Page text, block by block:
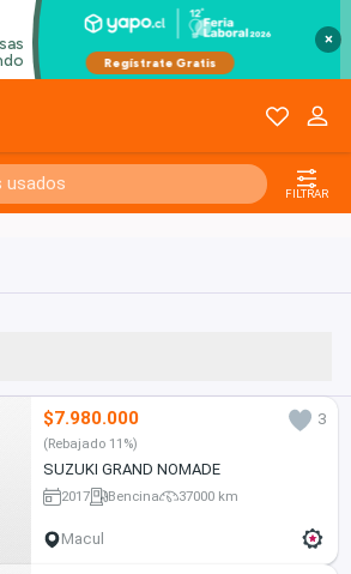
×
FILTRAR
$7.980.000 3
(Rebajado 11%)
SUZUKI GRAND NOMADE
2017 Bencina 37000 km
Macul